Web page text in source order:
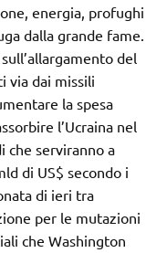
energia, profughi
dalla grande fame.
del
via dai missili
la spesa
l’Ucraina nel
che serviranno a
di US$ secondo i
di ieri tra
per le mutazioni
che Washington